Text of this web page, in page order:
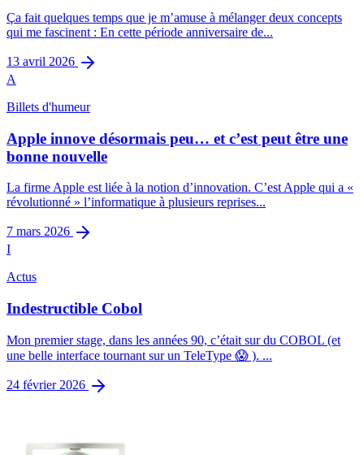
Ça fait quelques temps que je m’amuse à mélanger deux concepts
qui me fascinent : En cette période anniversaire de...
13 avril 2026
A
Billets d'humeur
Apple innove désormais peu… et c’est peut être une
bonne nouvelle
La firme Apple est liée à la notion d’innovation. C’est Apple qui a «
révolutionné » l’informatique à plusieurs reprises...
7 mars 2026
I
Actus
Indestructible Cobol
Mon premier stage, dans les années 90, c’était sur du COBOL (et
une belle interface tournant sur un TeleType 😱 ). ...
24 février 2026